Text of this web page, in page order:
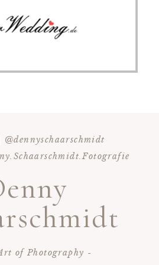
of Photography -